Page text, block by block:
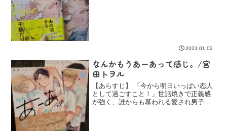
2023.01.02
なんかもうあーあって感じ。/宮
田トヲル
【あらすじ】 「今から明日いっぱい恋人
として過ごすこと！」世話焼きで正義感
が強く、誰からも慕われる愛され男子、